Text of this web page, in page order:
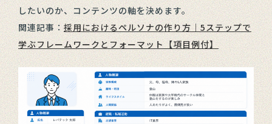
したいのか、コンテンツの軸を決めます。
関連記事：採用におけるペルソナの作り方｜5ステップで
学ぶフレームワークとフォーマット【項目例付】